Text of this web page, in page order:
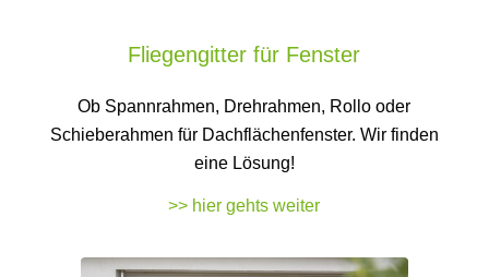
Fliegengitter für Fenster
Ob Spannrahmen, Drehrahmen, Rollo oder
Schieberahmen für Dachflächenfenster. Wir finden
eine Lösung!
>> hier gehts weiter